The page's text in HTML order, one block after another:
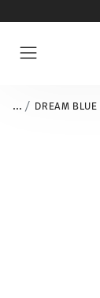
☀️ Summer
... DREAM BLUE